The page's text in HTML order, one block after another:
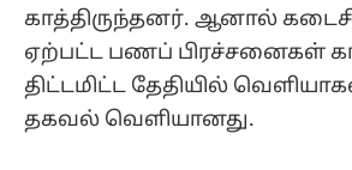
காத்திருந்தனர். ஆனால்
ஏற்பட்ட பணப் பிரச்சனைகள்
திட்டமிட்ட தேதியில்
தகவல் வெளியானது.